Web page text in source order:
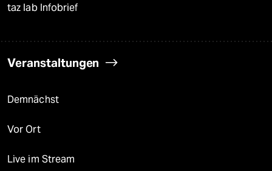
taz lab Infobrief
Veranstaltungen
Demnächst
Vor Ort
Live im Stream